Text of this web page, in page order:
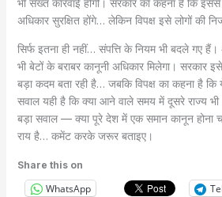
भी सख्त कार्रवाई होगी। सरकार का कहना है कि
अधिकार सुरक्षित होंगे… लेकिन विपक्ष इसे लोगों की
सिर्फ इतना ही नहीं… संपत्ति के नियम भी बदले गए हैं।
भी बेटों के बराबर कानूनी अधिकार मिलेगा। सरकार
बड़ा कदम बता रही है… जबकि विपक्ष का कहना है
सवाल यही है कि क्या आने वाले समय में दूसरे राज्य
बड़ा सवाल — क्या पूरे देश में एक समान कानून होना
राय है… कमेंट करके जरूर बताइए।
Share this on
WhatsApp